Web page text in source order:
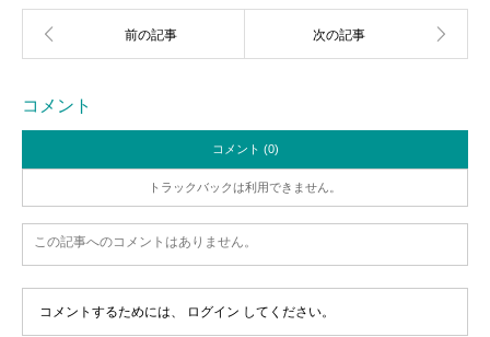
コメント
コメント (0)
トラックバックは利用できません。
この記事へのコメントはありません。
コメントするためには、 ログイン してください。